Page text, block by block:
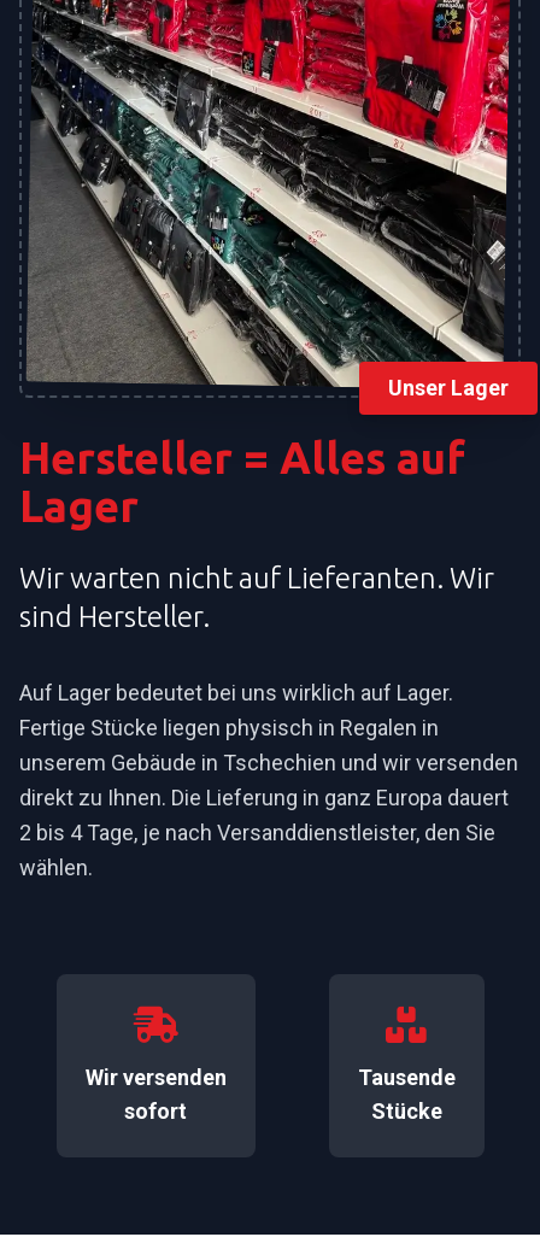
Hersteller = Alles auf
Lager
Wir warten nicht auf Lieferanten. Wir
sind Hersteller.
Auf Lager bedeutet bei uns wirklich auf Lager.
Fertige Stücke liegen physisch in Regalen in
unserem Gebäude in Tschechien und wir versenden
direkt zu Ihnen. Die Lieferung in ganz Europa dauert
2 bis 4 Tage, je nach Versanddienstleister, den Sie
wählen.
Wir versenden
sofort
Tausende
Stücke
Unser Lager